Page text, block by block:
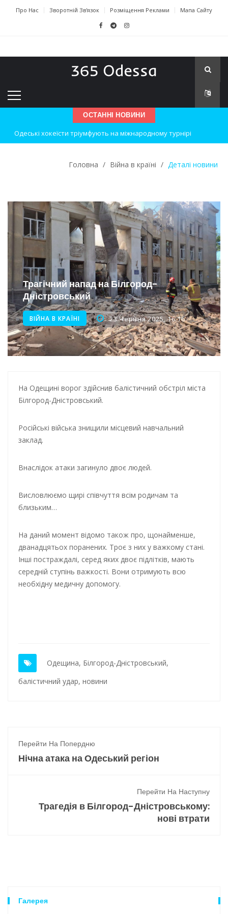
Про Нас Зворотній Зв'язок Розміщення Реклами Мапа Сайту
ОСТАННІ НОВИНИ
Одеські хокеїсти тріумфують на міжнародному турнірі
Інтеграція ветеранів в українське суспільство
Нічна атака на Одесу: наслідки обстрілу
Енергетична підтримка для Одеси
Водопостачання в Одесі: нові локації для підвезення води
Нічна атака на Одесу: наслідки вибухів
Головна / Війна в країні / Деталі новини
Трагічний напад на Білгород-
Дністровський
ВІЙНА В КРАЇНІ 23 Червня 2025, 16:16
На Одещині ворог здійснив балістичний обстріл міста
Білгород-Дністровський.
Російські війська знищили місцевий навчальний
заклад.
Внаслідок атаки загинуло двоє людей.
Висловлюємо щирі співчуття всім родичам та
близьким…
На даний момент відомо також про, щонайменше,
дванадцятьох поранених. Троє з них у важкому стані.
Інші постраждалі, серед яких двоє підлітків, мають
середній ступінь важкості. Вони отримують всю
необхідну медичну допомогу.
Одещина, Білгород-Дністровський,
балістичний удар, новини
Перейти На Попердню
Нічна атака на Одеський регіон
Перейти На Наступну
Трагедія в Білгород-Дністровському:
нові втрати
Галерея